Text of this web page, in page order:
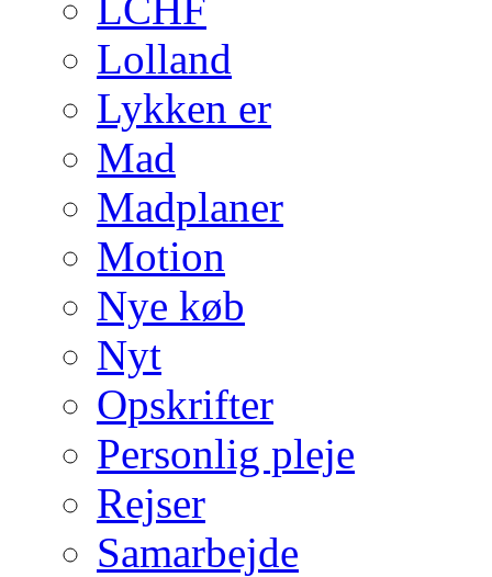
Lolland
Lykken er
Mad
Madplaner
Motion
Nye køb
Nyt
Opskrifter
Personlig pleje
Rejser
Samarbejde